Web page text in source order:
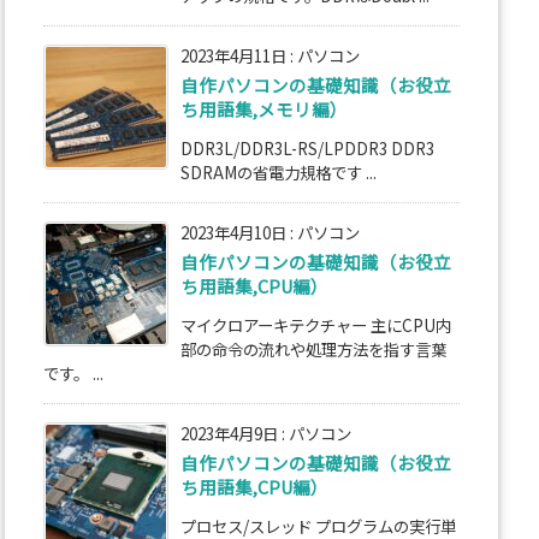
2023年4月11日 : パソコン
自作パソコンの基礎知識（お役立
ち用語集,メモリ編）
DDR3L/DDR3L-RS/LPDDR3 DDR3
SDRAMの省電力規格です ...
2023年4月10日 : パソコン
自作パソコンの基礎知識（お役立
ち用語集,CPU編）
マイクロアーキテクチャー 主にCPU内
部の命令の流れや処理方法を指す言葉
です。 ...
2023年4月9日 : パソコン
自作パソコンの基礎知識（お役立
ち用語集,CPU編）
プロセス/スレッド プログラムの実行単